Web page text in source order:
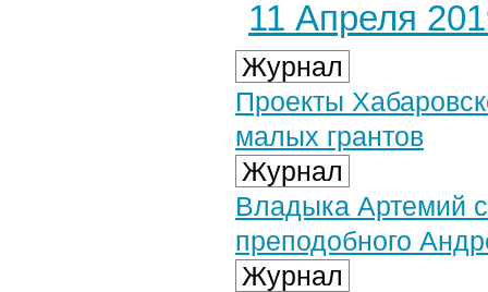
11 Апреля
Журнал
Проекты
малых грантов
Журнал
Владыка Артемий
преподобного
Журнал